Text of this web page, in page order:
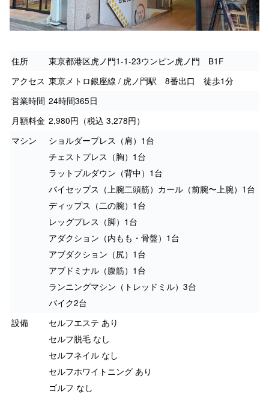
住所
東京都港区虎ノ門1-1-23ウンピン虎ノ門 B1F
アクセス 東京メトロ銀座線 / 虎ノ門駅 8番出口 徒歩1分
営業時間 24時間365日
月額料金 2,980円（税込 3,278円）
マシン
ショルダープレス（肩）1台
チェストプレス（胸）1台
ラットプルダウン（背中）1台
バイセップス（上腕二頭筋）カール（前腕〜上腕）1台
ディップス（二の腕）1台
レッグプレス（脚）1台
アダクション（内もも・骨盤）1台
アブダクション（尻）1台
アブドミナル（腹筋）1台
ランニングマシン（トレッドミル）3台
バイク2台
設備
セルフエステ あり
セルフ脱毛 なし
セルフネイル なし
セルフホワイトニング あり
ゴルフ なし